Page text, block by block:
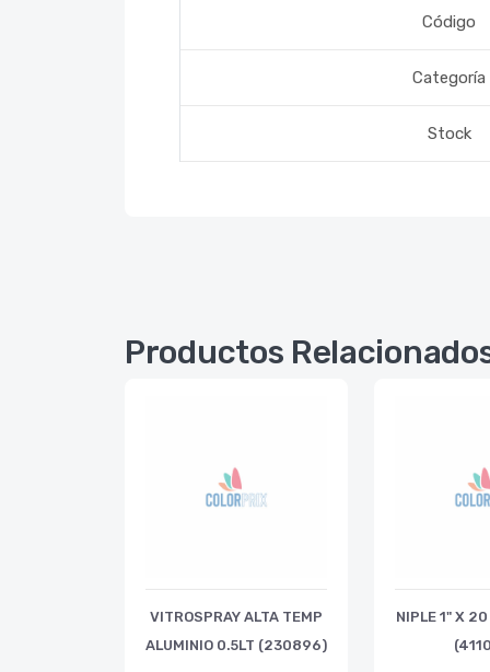
Código
Categoría
Stock
Productos
VITROSPRAY ALTA TEMP
ALUMINIO 0.5LT (230896)
NIPLE 1" X